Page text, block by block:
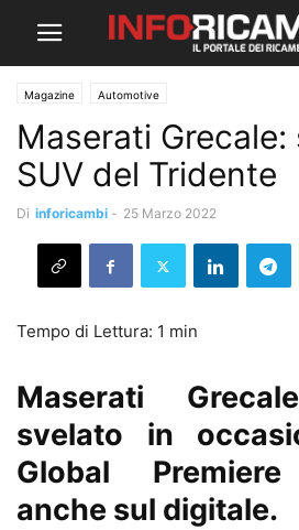
Magazine Automotive
Maserati Grecale:
SUV del Tridente
Di inforicambi - 25 Marzo 2022
Maserati
svelato in
Global
anche sul digitale.